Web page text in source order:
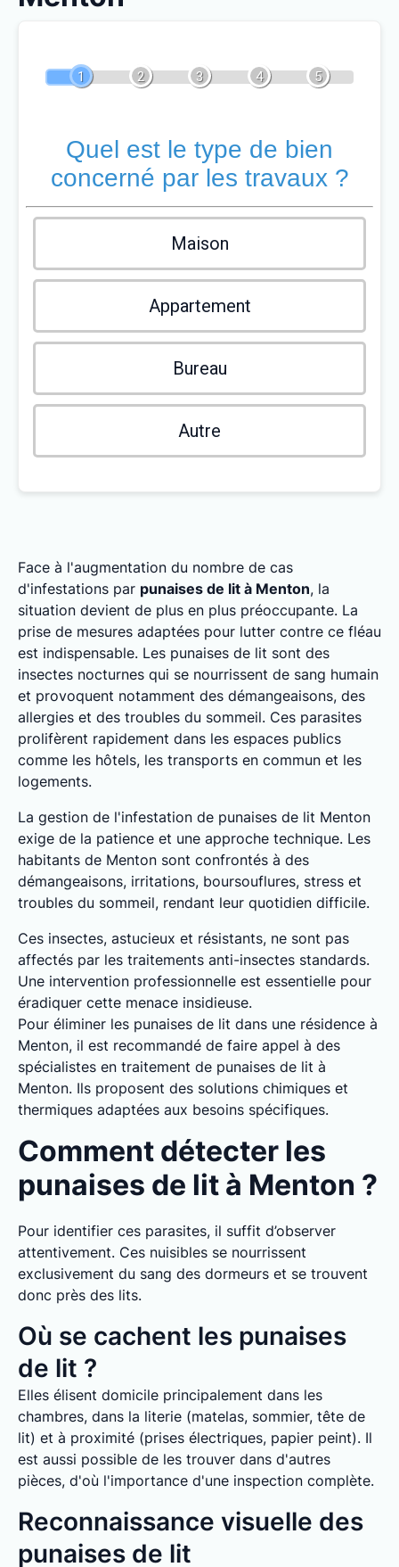
1 2 3 4 5
Quel est le type de bien
concerné par les travaux ?
Maison
Appartement
Bureau
Autre
Face à l'augmentation du nombre de cas
d'infestations par punaises de lit à Menton, la
situation devient de plus en plus préoccupante. La
prise de mesures adaptées pour lutter contre ce fléau
est indispensable. Les punaises de lit sont des
insectes nocturnes qui se nourrissent de sang humain
et provoquent notamment des démangeaisons, des
allergies et des troubles du sommeil. Ces parasites
prolifèrent rapidement dans les espaces publics
comme les hôtels, les transports en commun et les
logements.
La gestion de l'infestation de punaises de lit Menton
exige de la patience et une approche technique. Les
habitants de Menton sont confrontés à des
démangeaisons, irritations, boursouflures, stress et
troubles du sommeil, rendant leur quotidien difficile.
Ces insectes, astucieux et résistants, ne sont pas
affectés par les traitements anti-insectes standards.
Une intervention professionnelle est essentielle pour
éradiquer cette menace insidieuse.
Pour éliminer les punaises de lit dans une résidence à
Menton, il est recommandé de faire appel à des
spécialistes en traitement de punaises de lit à
Menton. Ils proposent des solutions chimiques et
thermiques adaptées aux besoins spécifiques.
Comment détecter les
punaises de lit à Menton ?
Pour identifier ces parasites, il suffit d’observer
attentivement. Ces nuisibles se nourrissent
exclusivement du sang des dormeurs et se trouvent
donc près des lits.
Où se cachent les punaises
de lit ?
Elles élisent domicile principalement dans les
chambres, dans la literie (matelas, sommier, tête de
lit) et à proximité (prises électriques, papier peint). Il
est aussi possible de les trouver dans d'autres
pièces, d'où l'importance d'une inspection complète.
Reconnaissance visuelle des
punaises de lit